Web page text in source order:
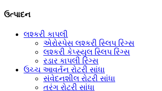
ઉત્પાદન
લશ્કરી કાપલી
એરોસ્પેસ લશ્કરી સ્લિપ રિંગ્સ
લશ્કરી કેપ્સ્યુલ સ્લિપ રિંગ્સ
રડાર કાપલી રિંગ્સ
ઉચ્ચ આવર્તન રોટરી સાંધા
સંવેદનશીલ રોટરી સાંધા
તરંગ રોટરી સાંધા